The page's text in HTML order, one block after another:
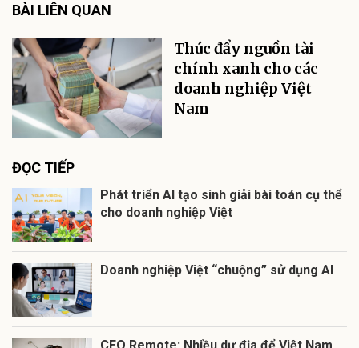
BÀI LIÊN QUAN
Thúc đẩy nguồn tài
chính xanh cho các
doanh nghiệp Việt
Nam
ĐỌC TIẾP
Phát triển AI tạo sinh giải bài toán cụ thể
cho doanh nghiệp Việt
Doanh nghiệp Việt “chuộng” sử dụng AI